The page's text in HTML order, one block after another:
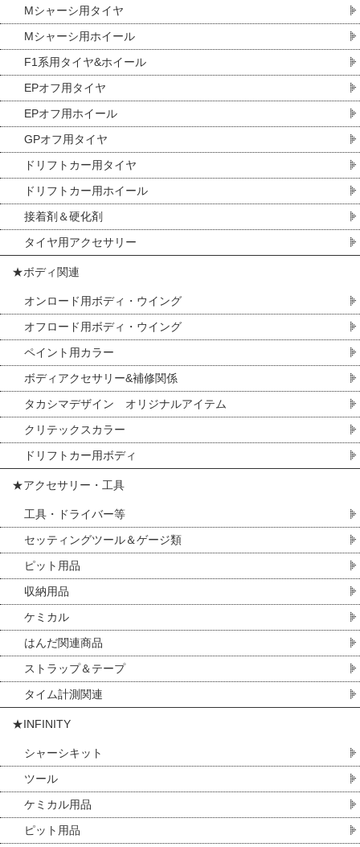
Mシャーシ用タイヤ
Mシャーシ用ホイール
F1系用タイヤ&ホイール
EPオフ用タイヤ
EPオフ用ホイール
GPオフ用タイヤ
ドリフトカー用タイヤ
ドリフトカー用ホイール
接着剤＆硬化剤
タイヤ用アクセサリー
★ボディ関連
オンロード用ボディ・ウイング
オフロード用ボディ・ウイング
ペイント用カラー
ボディアクセサリー&補修関係
タカシマデザイン オリジナルアイテム
クリテックスカラー
ドリフトカー用ボディ
★アクセサリー・工具
工具・ドライバー等
セッティングツール＆ゲージ類
ピット用品
収納用品
ケミカル
はんだ関連商品
ストラップ＆テープ
タイム計測関連
★INFINITY
シャーシキット
ツール
ケミカル用品
ピット用品